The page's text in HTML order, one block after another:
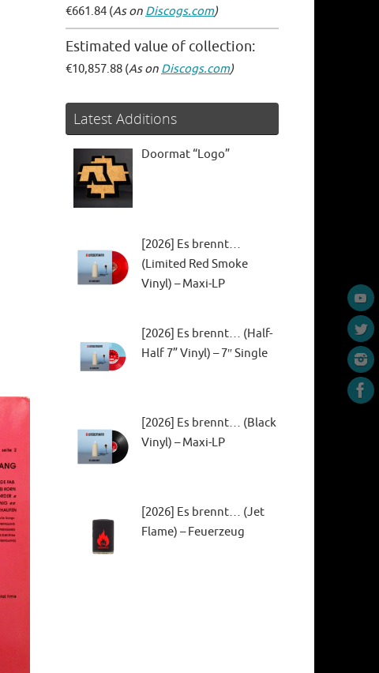
€661.84 (As on Discogs.com)
Estimated value of collection:
€10,857.88 (As on Discogs.com)
Latest Additions
Doormat “Logo”
[2026] Es brennt…
(Limited Red Smoke
Vinyl) – Maxi-LP
[2026] Es brennt… (Half-
Half 7” Vinyl) – 7″ Single
[2026] Es brennt… (Black
Vinyl) – Maxi-LP
[2026] Es brennt… (Jet
Flame) – Feuerzeug